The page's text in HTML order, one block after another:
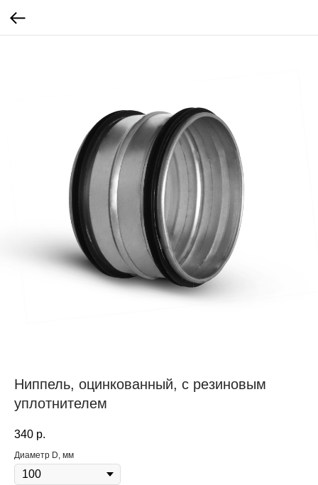
Ниппель, оцинкованный, с резиновым
уплотнителем
340 р.
Диаметр D, мм